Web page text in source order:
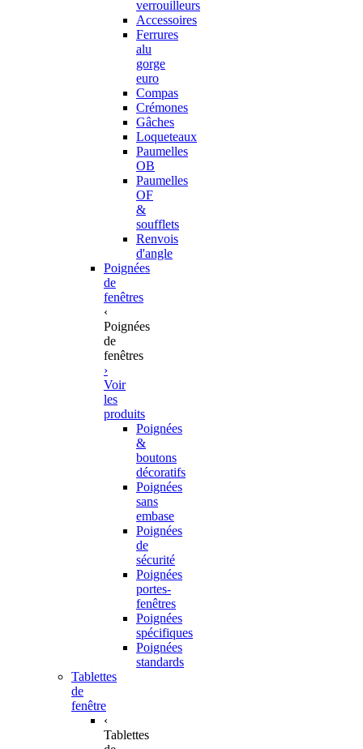
verrouilleurs
Accessoires
Ferrures
alu
gorge
euro
Compas
Crémones
Gâches
Loqueteaux
Paumelles
OB
Paumelles
OF
&
soufflets
Renvois
d'angle
Poignées
de
fenêtres
‹
Poignées
de
fenêtres
›
Voir
les
produits
Poignées
&
boutons
décoratifs
Poignées
sans
embase
Poignées
de
sécurité
Poignées
portes-
fenêtres
Poignées
spécifiques
Poignées
standards
Tablettes
de
fenêtre
‹
Tablettes